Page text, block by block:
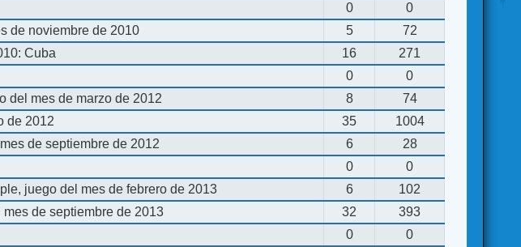
0
0
de noviembre de 2010 5
72
Cuba 16
271
0
0
del mes de marzo de 2012 8
74
de 2012 35
1004
de septiembre de 2012 6
28
0
0
juego del mes de febrero de 2013 6
102
de septiembre de 2013 32
393
0
0